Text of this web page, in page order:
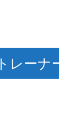
トレーナ